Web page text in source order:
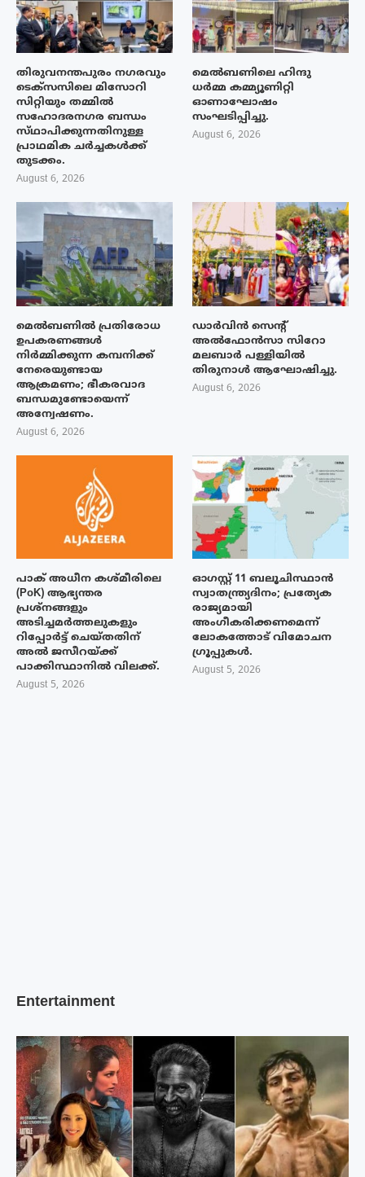
തിരുവനന്തപുരം നഗരവും
ടെക്‌സസിലെ മിസോറി
സിറ്റിയും തമ്മിൽ
സഹോദരനഗര ബന്ധം
സ്‌ഥാപിക്കുന്നതിനുള്ള
പ്രാഥമിക ചർച്ചകൾക്ക്
തുടക്കം.
August 6, 2026
മെൽബണിലെ ഹിന്ദു
ധർമ്മ കമ്മ്യൂണിറ്റി
ഓണാഘോഷം
സംഘടിപ്പിച്ചു.
August 6, 2026
മെൽബണിൽ പ്രതിരോധ
ഉപകരണങ്ങൾ
നിർമ്മിക്കുന്ന കമ്പനിക്ക്
നേരെയുണ്ടായ
ആക്രമണം; ഭീകരവാദ
ബന്ധമുണ്ടോയെന്ന്
അന്വേഷണം.
August 6, 2026
ഡാർവിൻ സെന്റ്
അൽഫോൻസാ സിറോ
മലബാർ പള്ളിയിൽ
തിരുനാൾ ആഘോഷിച്ചു.
August 6, 2026
പാക് അധീന കശ്മീരിലെ
(PoK) ആഭ്യന്തര
പ്രശ്നങ്ങളും
അടിച്ചമർത്തലുകളും
റിപ്പോർട്ട് ചെയ്തതിന്
അൽ ജസീറയ്‌ക്ക്
പാക്കിസ്ഥാനിൽ വിലക്ക്.
August 5, 2026
ഓഗസ്റ്റ് 11 ബലൂചിസ്ഥാൻ
സ്വാതന്ത്ര്യദിനം; പ്രത്യേക
രാജ്യമായി
അംഗീകരിക്കണമെന്ന്
ലോകത്തോട് വിമോചന
ഗ്രൂപ്പുകൾ.
August 5, 2026
Entertainment